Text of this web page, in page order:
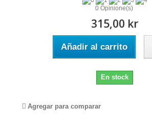
0 Opinione(s)
315,00 kr
Añadir al carrito
En stock
Agregar para comparar